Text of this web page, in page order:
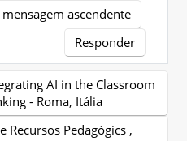
ascendente
Responder
AI in the Classroom
- Roma, Itália
Recursos Pedagògics ,